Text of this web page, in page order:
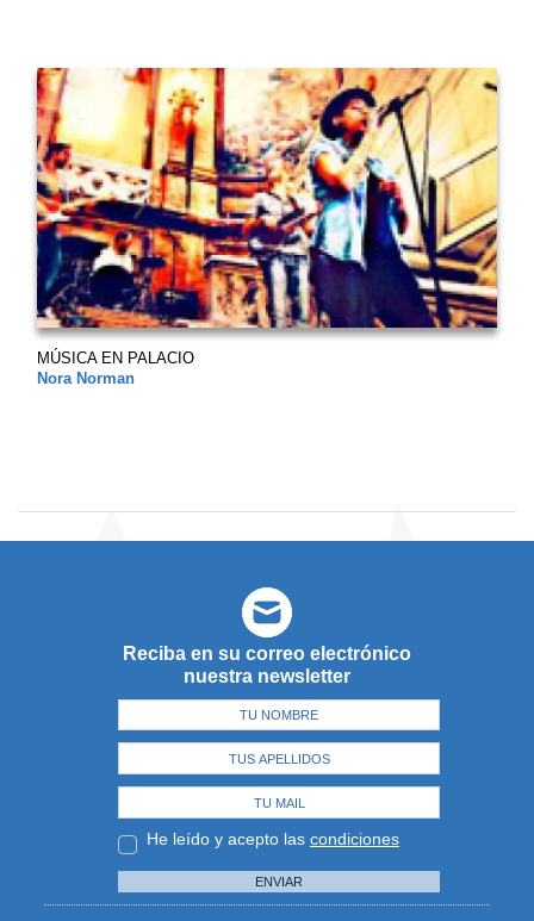
MÚSICA EN PALACIO
Nora Norman
Reciba en su correo electrónico
nuestra newsletter
He leído y acepto las condiciones
ENVIAR